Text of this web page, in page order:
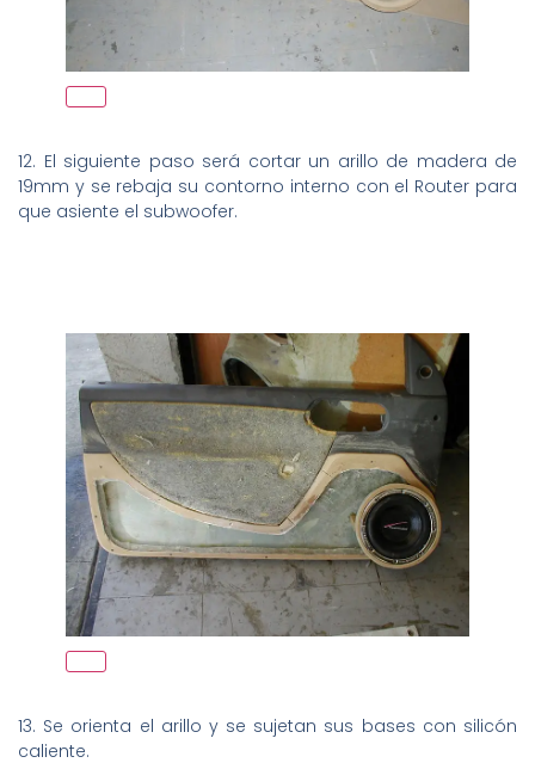
12. El siguiente paso será cortar un arillo de madera de
19mm y se rebaja su contorno interno con el Router para
que asiente el subwoofer.
13. Se orienta el arillo y se sujetan sus bases con silicón
caliente.